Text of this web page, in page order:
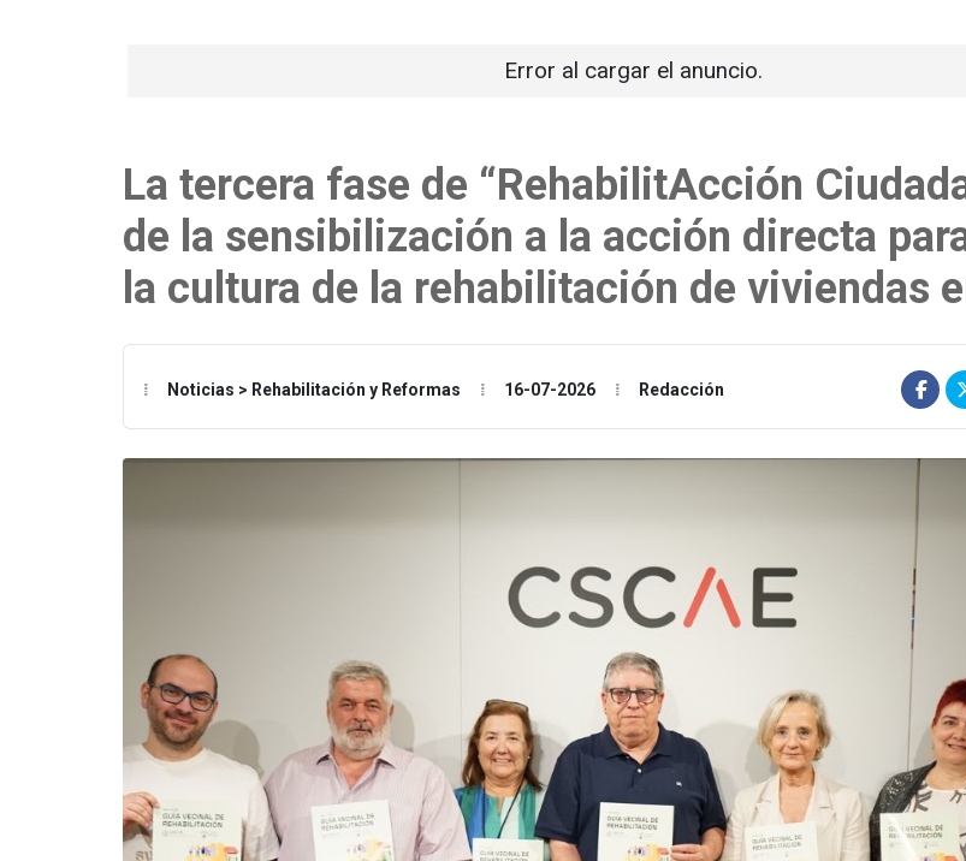
Error al cargar el anuncio.
La tercera fase de “RehabilitAcción
de la sensibilización a la acción directa
la cultura de la rehabilitación de viviendas
Noticias > Rehabilitación y Reformas 16-07-2026 Redacción